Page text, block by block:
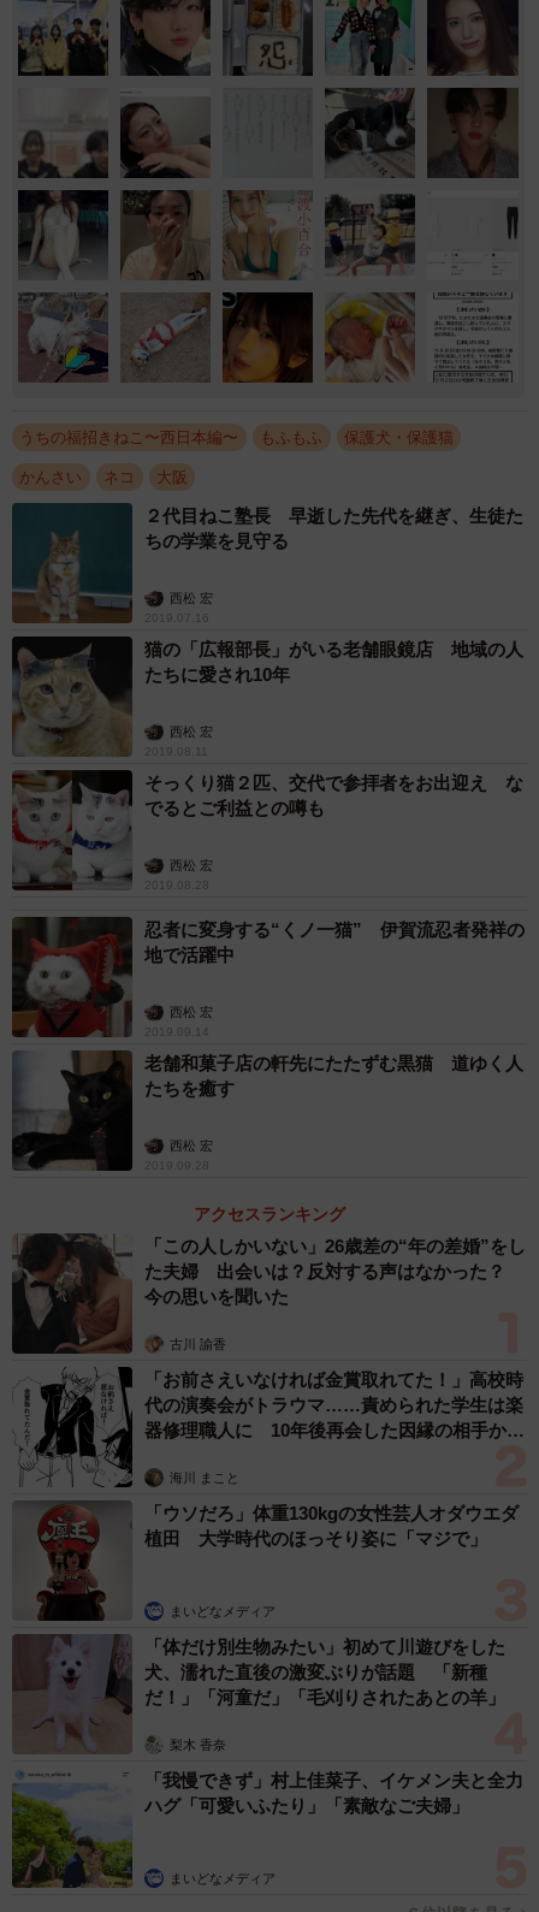
うちの福招きねこ〜西日本編〜 もふもふ 保護犬・保護猫
かんさい ネコ 大阪
２代目ねこ塾長 早逝した先代を継ぎ、生徒た
ちの学業を見守る
西松 宏
2019.07.16
猫の「広報部長」がいる老舗眼鏡店 地域の人
たちに愛され10年
西松 宏
2019.08.11
そっくり猫２匹、交代で参拝者をお出迎え な
でるとご利益との噂も
西松 宏
2019.08.28
忍者に変身する“くノ一猫” 伊賀流忍者発祥の
地で活躍中
西松 宏
2019.09.14
老舗和菓子店の軒先にたたずむ黒猫 道ゆく人
たちを癒す
西松 宏
2019.09.28
アクセスランキング
「この人しかいない」26歳差の“年の差婚”をし
た夫婦 出会いは？反対する声はなかった？
今の思いを聞いた
古川 諭香
「お前さえいなければ金賞取れてた！」高校時
代の演奏会がトラウマ……責められた学生は楽
器修理職人に 10年後再会した因縁の相手から
海川 まこと
「ウソだろ」体重130kgの女性芸人オダウエダ
植田 大学時代のほっそり姿に「マジで」
まいどなメディア
「体だけ別生物みたい」初めて川遊びをした
犬、濡れた直後の激変ぶりが話題 「新種
だ！」「河童だ」「毛刈りされたあとの羊」
梨木 香奈
「我慢できず」村上佳菜子、イケメン夫と全力
ハグ「可愛いふたり」「素敵なご夫婦」
まいどなメディア